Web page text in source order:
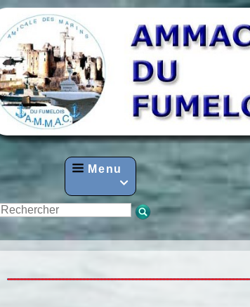
Menu
